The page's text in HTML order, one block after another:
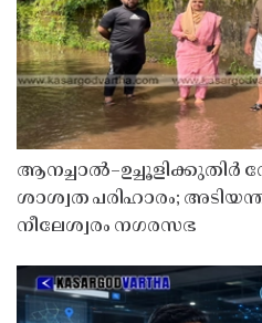
ആനച്ചാൽ–ഉച്ചൂളിക്കുതിർ
ശാശ്വത പരിഹാരം;
നീലേശ്വരം നഗരസഭ